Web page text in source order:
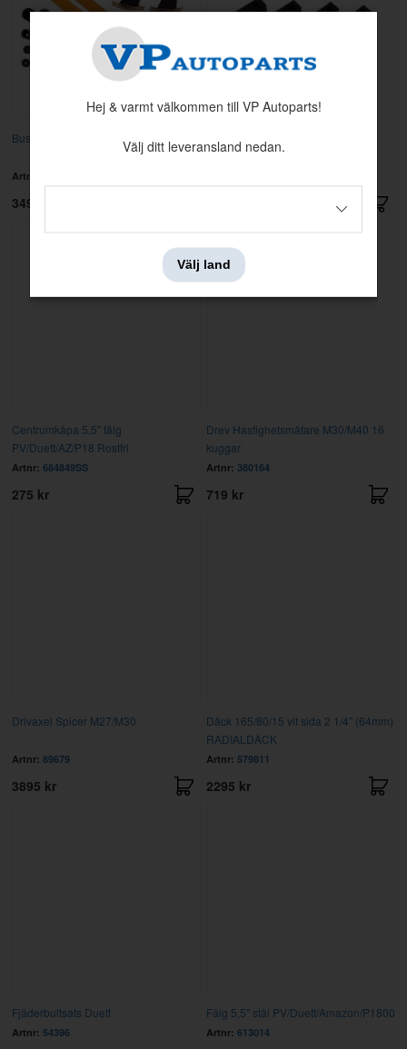
Bussningsats 544 Bakvagn Spicer
Artnr:
3495 kr
Bussningsats PV 544 bak Spicer
Polyuretan
Centrumkåpa 5,5" fälg
PV/Duett/AZ/P18 Rostfri
Artnr: 684849SS
275 kr
Drev Hastighetsmätare M30/M40 16
kuggar
Artnr: 380164
719 kr
Drivaxel Spicer M27/M30
Artnr: 89679
3895 kr
Däck 165/80/15 vit sida 2 1/4" (64mm)
RADIALDÄCK
Artnr: 579811
2295 kr
Fjäderbultsats Duett
Artnr: 54396
Fälg 5,5" stål PV/Duett/Amazon/P1800
Artnr: 613014
Hej & varmt välkommen till VP Autoparts!
Välj ditt leveransland nedan.
Välj land